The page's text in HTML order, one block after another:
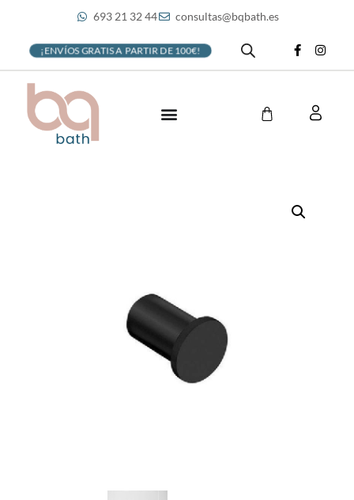
693 21 32 44 consultas@bqbath.es
¡ENVÍOS GRATIS A PARTIR DE 100€!